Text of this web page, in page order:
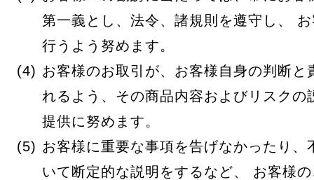
第一義とし、法令、諸規則を遵守し、
行うよう努めます。
お客様のお取引が、お客様自身の判断と
れるよう、その商品内容およびリスクの
提供に努めます。
お客様に重要な事項を告げなかったり、
いて断定的な説明をするなど、 お客様